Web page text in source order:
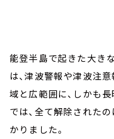
能登半島で起きた大き
は、津波警報や津波注
域と広範囲に、しかも
では、全て解除された
かりました。